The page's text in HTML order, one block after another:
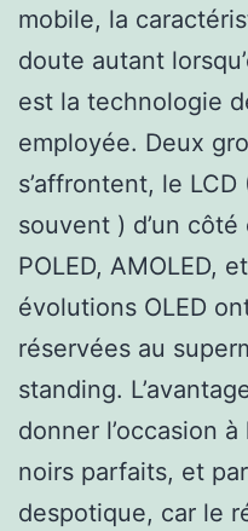
mobile, la
doute autant
est la technologie
employée. Deux
s’affrontent, le LCD
souvent ) d’un côté
POLED, AMOLED,
évolutions OLED
réservées au
standing.
donner l’occasion à
noirs parfaits, et
despotique, car le